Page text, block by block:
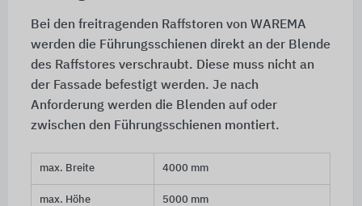
Bei den freitragenden Raffstoren von WAREMA
werden die Führungsschienen direkt an der Blende
des Raffstores verschraubt. Diese muss nicht an
der Fassade befestigt werden. Je nach
Anforderung werden die Blenden auf oder
zwischen den Führungsschienen montiert.
max. Breite 4000 mm
max. Höhe 5000 mm